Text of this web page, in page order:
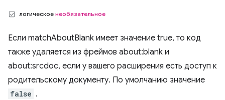
логическое необязательное
Если matchAboutBlank имеет значение true, то код
также удаляется из фреймов about:blank и
about:srcdoc, если у вашего расширения есть доступ к
родительскому документу. По умолчанию значение
false .